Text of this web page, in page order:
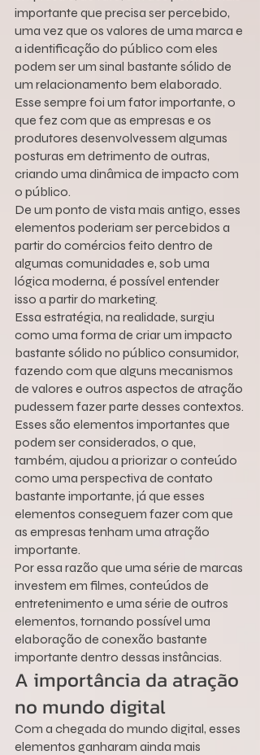
importante que precisa ser percebido,
uma vez que os valores de uma marca e
a identificação do público com eles
podem ser um sinal bastante sólido de
um relacionamento bem elaborado.
Esse sempre foi um fator importante, o
que fez com que as empresas e os
produtores desenvolvessem algumas
posturas em detrimento de outras,
criando uma dinâmica de impacto com
o público.
De um ponto de vista mais antigo, esses
elementos poderiam ser percebidos a
partir do comércios feito dentro de
algumas comunidades e, sob uma
lógica moderna, é possível entender
isso a partir do marketing.
Essa estratégia, na realidade, surgiu
como uma forma de criar um impacto
bastante sólido no público consumidor,
fazendo com que alguns mecanismos
de valores e outros aspectos de atração
pudessem fazer parte desses contextos.
Esses são elementos importantes que
podem ser considerados, o que,
também, ajudou a priorizar o conteúdo
como uma perspectiva de contato
bastante importante, já que esses
elementos conseguem fazer com que
as empresas tenham uma atração
importante.
Por essa razão que uma série de marcas
investem em filmes, conteúdos de
entretenimento e uma série de outros
elementos, tornando possível uma
elaboração de conexão bastante
importante dentro dessas instâncias.
A importância da atração
no mundo digital
Com a chegada do mundo digital, esses
elementos ganharam ainda mais